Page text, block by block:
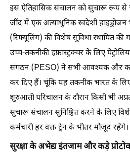
इस ऐतिहासिक संचालन को सुचारू रूप से
जींद में एक अत्याधुनिक स्वदेशी
(रिफ्यूलिंग) की विशेष सुविधा स्थापित
उच्च-तकनीकी इंफ्रास्ट्रक्चर के लिए
संगठन (PESO) ने सभी आवश्यक और कड़े
कर दिए हैं। चूंकि यह तकनीक भारत के
शुरुआती परिचालन के दौरान किसी भी
सुचारू संचालन सुनिश्चित करने के लिए
कर्मचारी हर वक्त ट्रेन के भीतर मौजूद रहेंगे।
सुरक्षा के अभेद्य इंतजाम और कड़े